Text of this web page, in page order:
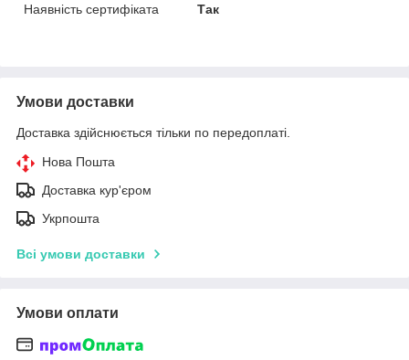
Наявність сертифіката
Так
Умови доставки
Доставка здійснюється тільки по передоплаті.
Нова Пошта
Доставка кур'єром
Укрпошта
Всі умови доставки
Умови оплати